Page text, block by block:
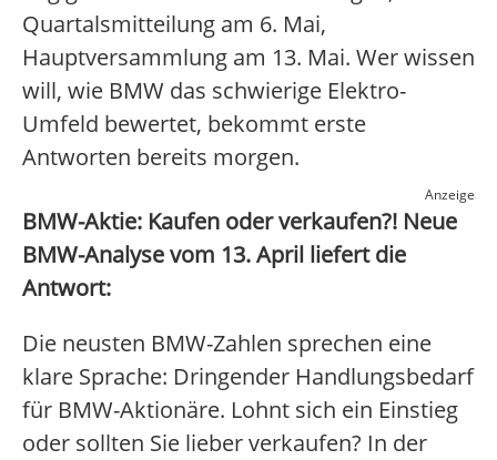
Quartalsmitteilung am 6. Mai,
Hauptversammlung am 13. Mai. Wer wissen
will, wie BMW das schwierige Elektro-
Umfeld bewertet, bekommt erste
Antworten bereits morgen.
Anzeige
BMW-Aktie: Kaufen oder verkaufen?! Neue
BMW-Analyse vom 13. April liefert die
Antwort:
Die neusten BMW-Zahlen sprechen eine
klare Sprache: Dringender Handlungsbedarf
für BMW-Aktionäre. Lohnt sich ein Einstieg
oder sollten Sie lieber verkaufen? In der